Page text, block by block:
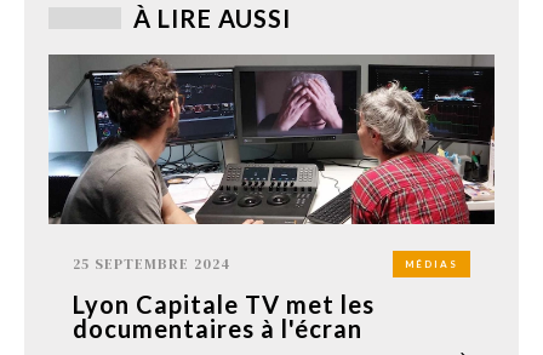
À LIRE AUSSI
25 SEPTEMBRE 2024 MÉDIAS
Lyon Capitale TV met les
documentaires à l'écran